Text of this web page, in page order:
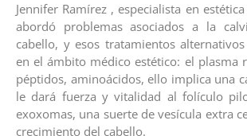
Jennifer Ramírez , especialista en
abordó problemas asociados a la
cabello, y esos tratamientos
en el ámbito médico estético: el plasma
péptidos, aminoácidos, ello implica una
le dará fuerza y vitalidad al folículo
exoxomas, una suerte de vesícula extra
crecimiento del cabello.